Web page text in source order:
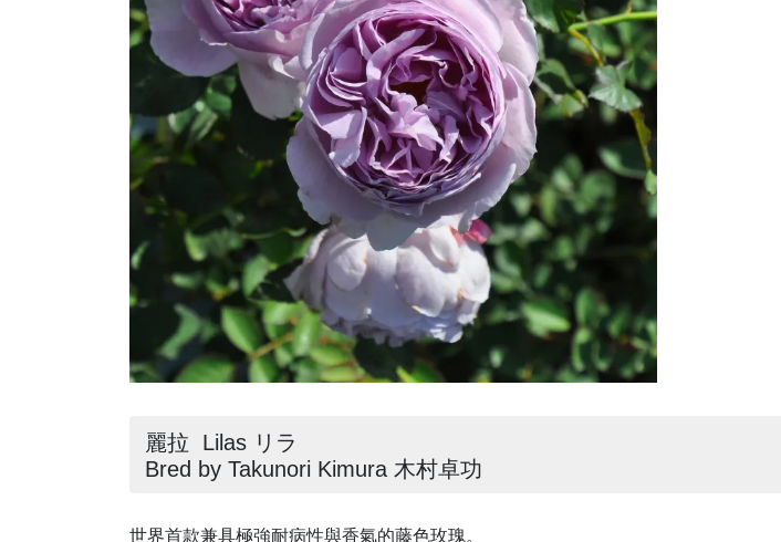
麗拉 Lilas リラ
Bred by Takunori Kimura 木村卓功
世界首款兼具極強耐病性與香氣的藤色玫瑰。